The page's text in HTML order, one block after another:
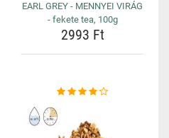
EARL GREY - MENNYEI VIRÁG
- fekete tea, 100g
2993 Ft